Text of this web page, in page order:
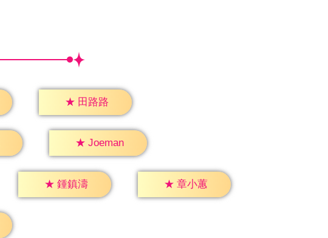
★ 田路路
★ Joeman
★ 鍾鎮濤 ★ 章小蕙